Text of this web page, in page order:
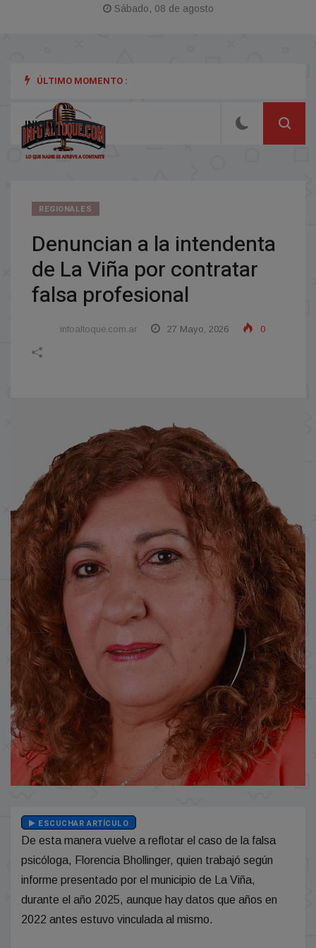
Sábado, 08 de agosto
ÚLTIMO MOMENTO :
INICIO
REGIONALES
Denuncian a la intendenta
de La Viña por contratar
falsa profesional
infoaltoque.com.ar 27 Mayo, 2026 0
ESCUCHAR ARTÍCULO
De esta manera vuelve a reflotar el caso de la falsa
psicóloga, Florencia Bhollinger, quien trabajó según
informe presentado por el municipio de La Viña,
durante el año 2025, aunque hay datos que años en
2022 antes estuvo vinculada al mismo.